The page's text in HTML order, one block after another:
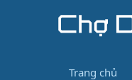
Trang chủ